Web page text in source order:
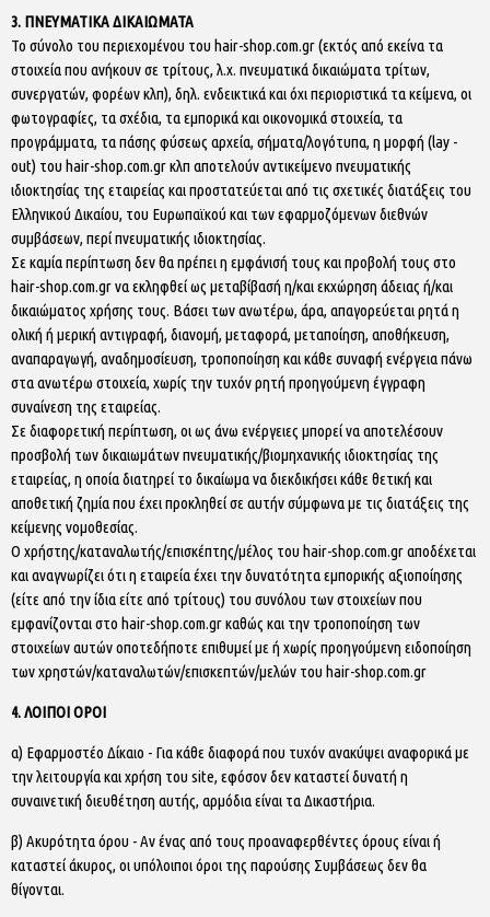
3. ΠΝΕΥΜΑΤΙΚΑ ΔΙΚΑΙΩΜΑΤΑ
Το σύνολο του περιεχομένου του hair-shop.com.gr (εκτός από εκείνα τα
στοιχεία που ανήκουν σε τρίτους, λ.χ. πνευματικά δικαιώματα τρίτων,
συνεργατών, φορέων κλπ), δηλ. ενδεικτικά και όχι περιοριστικά τα κείμενα, οι
φωτογραφίες, τα σχέδια, τα εμπορικά και οικονομικά στοιχεία, τα
προγράμματα, τα πάσης φύσεως αρχεία, σήματα/λογότυπα, η μορφή (lay -
out) του hair-shop.com.gr κλπ αποτελούν αντικείμενο πνευματικής
ιδιοκτησίας της εταιρείας και προστατεύεται από τις σχετικές διατάξεις του
Ελληνικού Δικαίου, του Ευρωπαϊκού και των εφαρμοζόμενων διεθνών
συμβάσεων, περί πνευματικής ιδιοκτησίας.
Σε καμία περίπτωση δεν θα πρέπει η εμφάνισή τους και προβολή τους στο
hair-shop.com.gr να εκληφθεί ως μεταβίβασή η/και εκχώρηση άδειας ή/και
δικαιώματος χρήσης τους. Βάσει των ανωτέρω, άρα, απαγορεύεται ρητά η
ολική ή μερική αντιγραφή, διανομή, μεταφορά, μεταποίηση, αποθήκευση,
αναπαραγωγή, αναδημοσίευση, τροποποίηση και κάθε συναφή ενέργεια πάνω
στα ανωτέρω στοιχεία, χωρίς την τυχόν ρητή προηγούμενη έγγραφη
συναίνεση της εταιρείας.
Σε διαφορετική περίπτωση, οι ως άνω ενέργειες μπορεί να αποτελέσουν
προσβολή των δικαιωμάτων πνευματικής/βιομηχανικής ιδιοκτησίας της
εταιρείας, η οποία διατηρεί το δικαίωμα να διεκδικήσει κάθε θετική και
αποθετική ζημία που έχει προκληθεί σε αυτήν σύμφωνα με τις διατάξεις της
κείμενης νομοθεσίας.
Ο χρήστης/καταναλωτής/επισκέπτης/μέλος του hair-shop.com.gr αποδέχεται
και αναγνωρίζει ότι η εταιρεία έχει την δυνατότητα εμπορικής αξιοποίησης
(είτε από την ίδια είτε από τρίτους) του συνόλου των στοιχείων που
εμφανίζονται στο hair-shop.com.gr καθώς και την τροποποίηση των
στοιχείων αυτών οποτεδήποτε επιθυμεί με ή χωρίς προηγούμενη ειδοποίηση
των χρηστών/καταναλωτών/επισκεπτών/μελών του hair-shop.com.gr
4. ΛΟΙΠΟΙ ΟΡΟΙ
α) Εφαρμοστέο Δίκαιο - Για κάθε διαφορά που τυχόν ανακύψει αναφορικά με
την λειτουργία και χρήση του site, εφόσον δεν καταστεί δυνατή η
συναινετική διευθέτηση αυτής, αρμόδια είναι τα Δικαστήρια.
β) Ακυρότητα όρου - Αν ένας από τους προαναφερθέντες όρους είναι ή
καταστεί άκυρος, οι υπόλοιποι όροι της παρούσης Συμβάσεως δεν θα
θίγονται.